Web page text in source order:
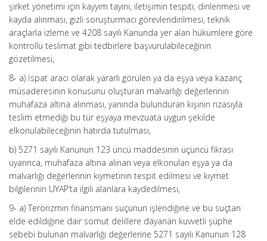
şirket yönetimi için kayyım tayini, iletişimin tespiti, dinlenmesi ve
kayda alınması, gizli soruşturmacı görevlendirilmesi, teknik
araçlarla izleme ve 4208 sayılı Kanunda yer alan hükümlere göre
kontrollü teslimat gibi tedbirlere başvurulabileceğinin
gözetilmesi,
8- a) İspat aracı olarak yararlı görülen ya da eşya veya kazanç
müsaderesinin konusunu oluşturan malvarlığı değerlerinin
muhafaza altına alınması, yanında bulunduran kişinin rızasıyla
teslim etmediği bu tür eşyaya mevzuata uygun şekilde
elkonulabileceğinin hatırda tutulması,
b) 5271 sayılı Kanunun 123 üncü maddesinin üçüncü fıkrası
uyarınca, muhafaza altına alınan veya elkonulan eşya ya da
malvarlığı değerlerinin kıymetinin tespit edilmesi ve kıymet
bilgilerinin UYAP’ta ilgili alanlara kaydedilmesi,
9- a) Terörizmin finansmanı suçunun işlendiğine ve bu suçtan
elde edildiğine dair somut delillere dayanan kuvvetli şüphe
sebebi bulunan malvarlığı değerlerine 5271 sayılı Kanunun 128